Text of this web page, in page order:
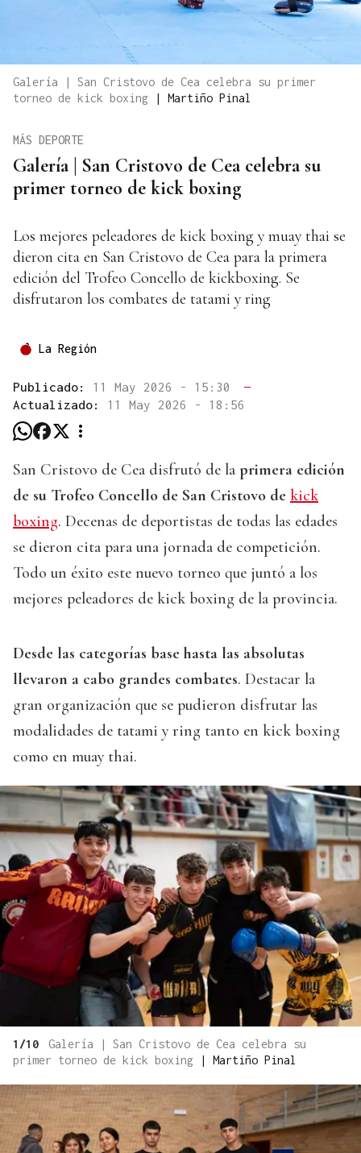
Galería | San Cristovo de Cea celebra su primer
torneo de kick boxing
| Martiño Pinal
Galería | San Cristovo de Cea celebra su
primer torneo de kick boxing
MÁS DEPORTE
Los mejores peleadores de kick boxing y muay thai se
dieron cita en San Cristovo de Cea para la primera
edición del Trofeo Concello de kickboxing. Se
disfrutaron los combates de tatami y ring
La Región
Publicado: 11 May 2026 - 15:30
—
Actualizado: 11 May 2026 - 18:56
San Cristovo de Cea disfrutó de la primera edición
de su Trofeo Concello de San Cristovo de kick
boxing. Decenas de deportistas de todas las edades
se dieron cita para una jornada de competición.
Todo un éxito este nuevo torneo que juntó a los
mejores peleadores de kick boxing de la provincia.
Desde las categorías base hasta las absolutas
llevaron a cabo grandes combates. Destacar la
gran organización que se pudieron disfrutar las
modalidades de tatami y ring tanto en kick boxing
como en muay thai.
1/10
Galería | San Cristovo de Cea celebra su
primer torneo de kick boxing
| Martiño Pinal